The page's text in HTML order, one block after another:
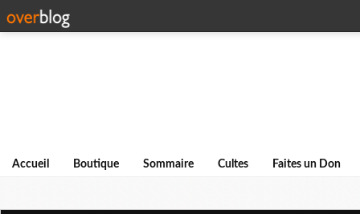
Accueil Boutique Sommaire Cultes Faites un Don